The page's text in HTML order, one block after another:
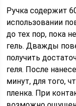
Ручка содержит
использовании
до тех пор, пока
гель. Дважды
получить
геля. После
минут, для того,
пленка. При